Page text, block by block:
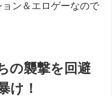
ン＆エロゲーなので
襲撃を回避
け！